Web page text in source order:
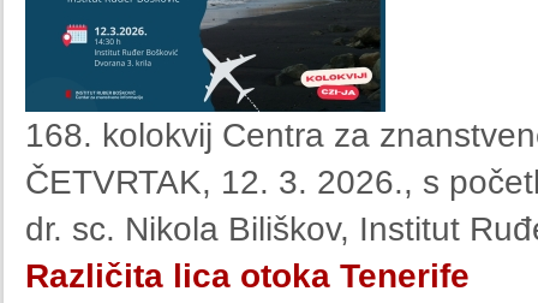
168. kolokvij Centra za
ČETVRTAK, 12. 3. 2026., s
dr. sc. Nikola Biliškov, Institut
Različita lica otoka Tenerife